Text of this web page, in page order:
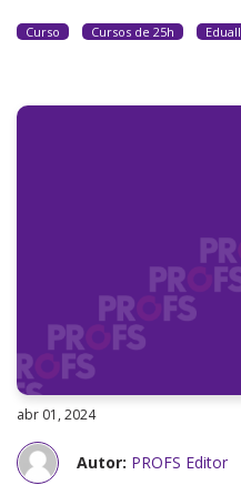
Curso Cursos de 25h Eduall
abr 01, 2024
Autor: PROFS Editor